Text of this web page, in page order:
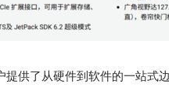
供了从硬件到软件的一站式